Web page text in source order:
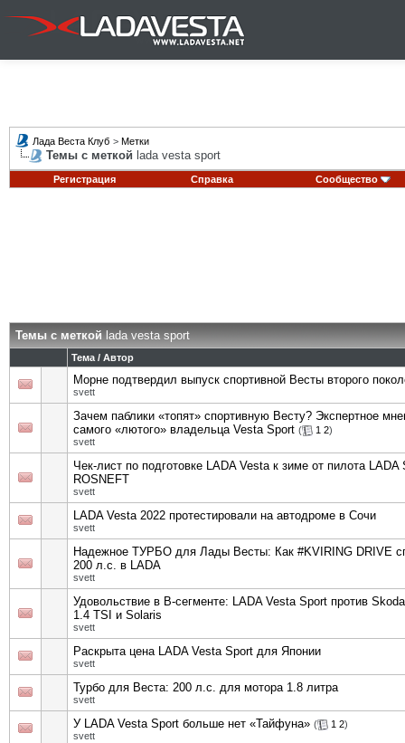
Лада Веста Клуб > Метки
Темы с меткой lada vesta sport
Регистрация Справка Сообщество
Темы с меткой lada vesta sport
Тема / Автор
Морне подтвердил выпуск спортивной Весты второго
svett
Зачем паблики «топят» спортивную Весту? Экспертное
самого «лютого» владельца Vesta Sport ( 1 2)
svett
Чек-лист по подготовке LADA Vesta к зиме от пилота LADA
ROSNEFT
svett
LADA Vesta 2022 протестировали на автодроме в Сочи
svett
Надежное ТУРБО для Лады Весты: Как #KVIRING DRIVE
200 л.с. в LADA
svett
Удовольствие в В-сегменте: LADA Vesta Sport против
1.4 TSI и Solaris
svett
Раскрыта цена LADA Vesta Sport для Японии
svett
Турбо для Веста: 200 л.с. для мотора 1.8 литра
svett
У LADA Vesta Sport больше нет «Тайфуна» ( 1 2)
svett